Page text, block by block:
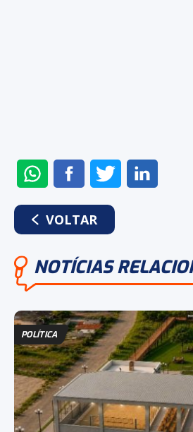
ENVIAR
NO
WHATSAPP
COMPARTILHAR
NO
FACEBOOK
COMPARTILHAR
NO
VOLTAR
NOTÍCIAS
POLÍTICA